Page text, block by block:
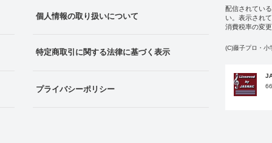
個人情報の取り扱いについて
特定商取引に関する法律に基づく表示
プライバシーポリシー
配信されてい
い。表示され
消費税率の変
(C)藤子プロ・小